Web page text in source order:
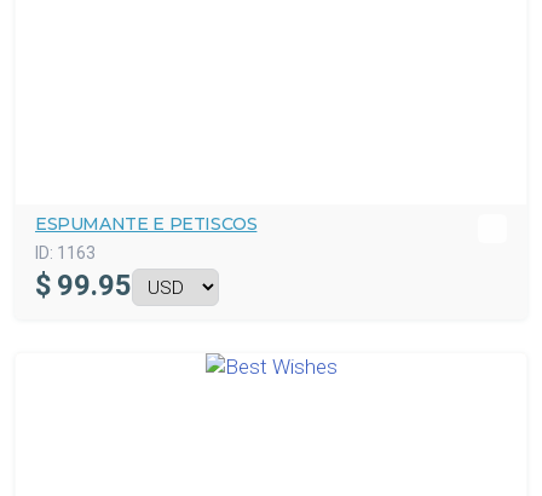
ESPUMANTE E PETISCOS
ID: 1163
$ 99.95